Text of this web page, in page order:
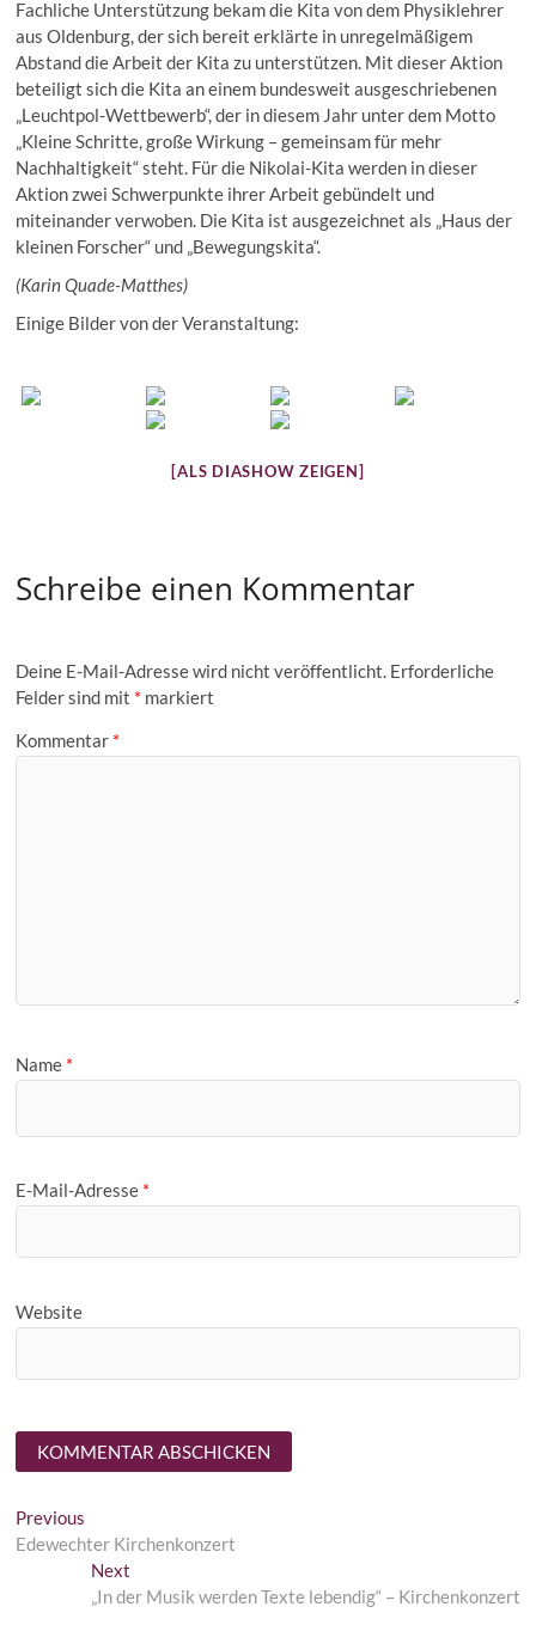
Fachliche Unterstützung bekam die Kita von dem Physiklehrer
aus Oldenburg, der sich bereit erklärte in unregelmäßigem
Abstand die Arbeit der Kita zu unterstützen. Mit dieser Aktion
beteiligt sich die Kita an einem bundesweit ausgeschriebenen
„Leuchtpol-Wettbewerb“, der in diesem Jahr unter dem Motto
„Kleine Schritte, große Wirkung – gemeinsam für mehr
Nachhaltigkeit“ steht. Für die Nikolai-Kita werden in dieser
Aktion zwei Schwerpunkte ihrer Arbeit gebündelt und
miteinander verwoben. Die Kita ist ausgezeichnet als „Haus der
kleinen Forscher“ und „Bewegungskita“.
(Karin Quade-Matthes)
Einige Bilder von der Veranstaltung:
[ALS DIASHOW ZEIGEN]
Schreibe einen Kommentar
Deine E-Mail-Adresse wird nicht veröffentlicht. Erforderliche
Felder sind mit * markiert
Kommentar *
Name *
E-Mail-Adresse *
Website
Beitragsnavigation
Previous
post:
Edewechter Kirchenkonzert
NextNext
post:
„In der Musik werden Texte lebendig“ – Kirchenkonzert